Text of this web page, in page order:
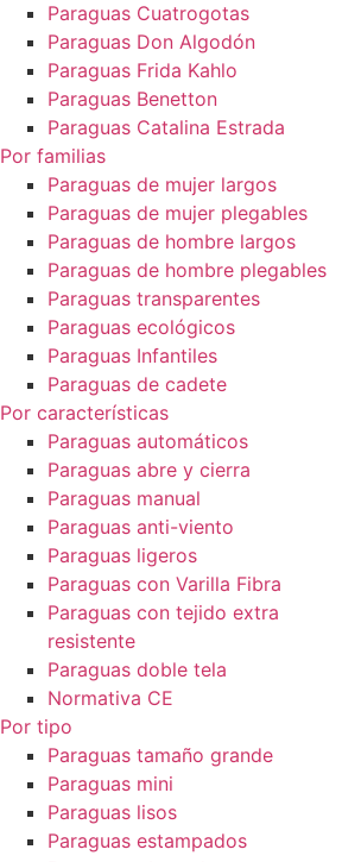
Paraguas Cuatrogotas
Paraguas Don Algodón
Paraguas Frida Kahlo
Paraguas Benetton
Paraguas Catalina Estrada
Por familias
Paraguas de mujer largos
Paraguas de mujer plegables
Paraguas de hombre largos
Paraguas de hombre plegables
Paraguas transparentes
Paraguas ecológicos
Paraguas Infantiles
Paraguas de cadete
Por características
Paraguas automáticos
Paraguas abre y cierra
Paraguas manual
Paraguas anti-viento
Paraguas ligeros
Paraguas con Varilla Fibra
Paraguas con tejido extra
resistente
Paraguas doble tela
Normativa CE
Por tipo
Paraguas tamaño grande
Paraguas mini
Paraguas lisos
Paraguas estampados